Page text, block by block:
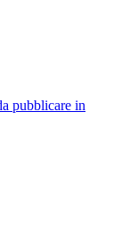
pubblicare in